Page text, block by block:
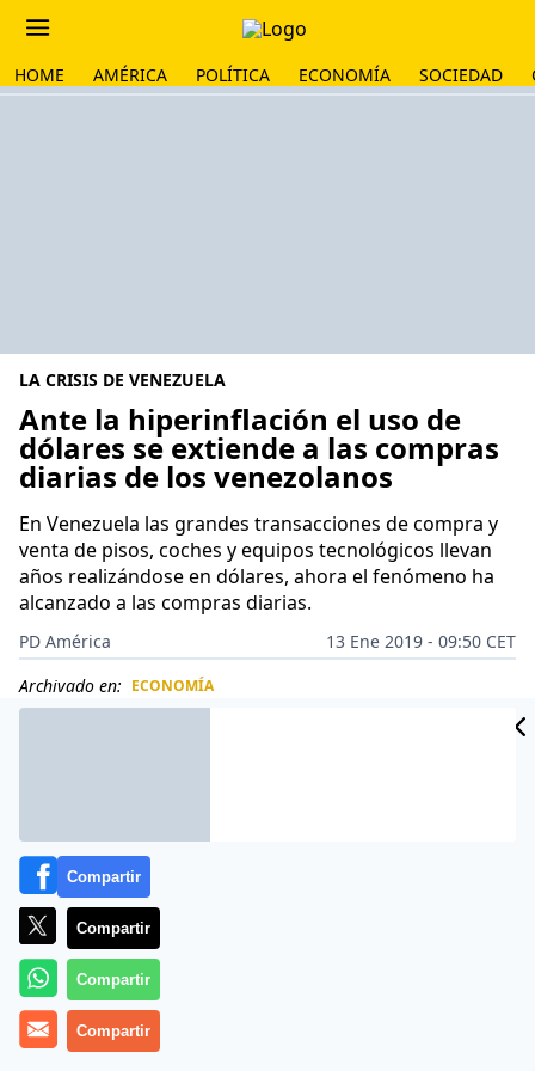
HOME AMÉRICA POLÍTICA ECONOMÍA SOCIEDAD
LA CRISIS DE VENEZUELA
Ante la hiperinflación el uso de
dólares se extiende a las compras
diarias de los venezolanos
En Venezuela las grandes transacciones de compra y
venta de pisos, coches y equipos tecnológicos llevan
años realizándose en dólares, ahora el fenómeno ha
alcanzado a las compras diarias.
PD América
13 Ene 2019 - 09:50 CET
Archivado en: ECONOMÍA
Compartir
Compartir
Compartir
Compartir